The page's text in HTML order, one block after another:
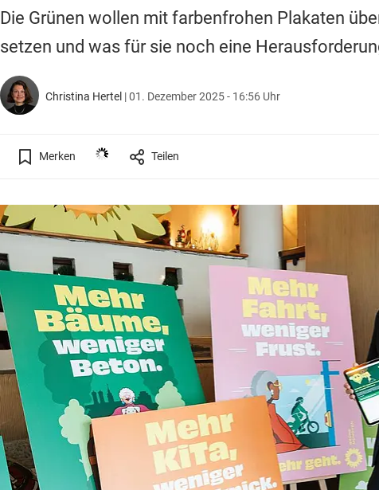
Die Grünen wollen mit farbenfrohen Plakaten
setzen und was für sie noch eine
Christina Hertel |01. Dezember 2025 - 16:56 Uhr
Merken Teilen